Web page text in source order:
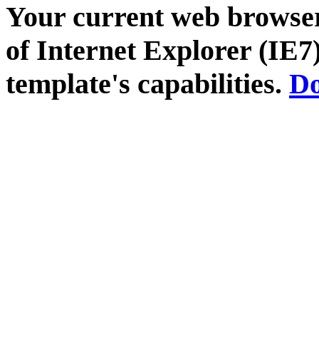
Your current web
of Internet Explorer
template's capabilities.